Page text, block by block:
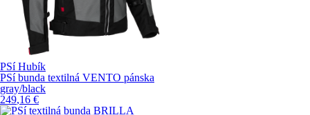
PSí Hubík
PSí bunda textilná VENTO pánska
gray/black
249,16 €